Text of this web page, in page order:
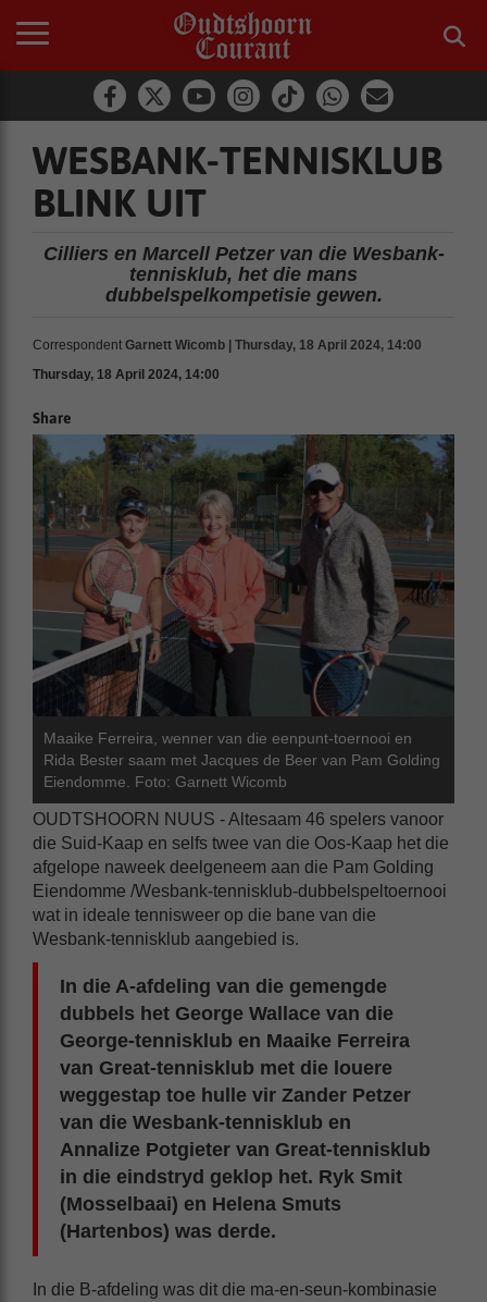
WESBANK-TENNISKLUB
BLINK UIT
Cilliers en Marcell Petzer van die Wesbank-
tennisklub, het die mans
dubbelspelkompetisie gewen.
Correspondent Garnett Wicomb | Thursday, 18 April 2024, 14:00
Thursday, 18 April 2024, 14:00
Share
Maaike Ferreira, wenner van die eenpunt-toernooi en
Rida Bester saam met Jacques de Beer van Pam Golding
Eiendomme. Foto: Garnett Wicomb
OUDTSHOORN NUUS - Altesaam 46 spelers vanoor
die Suid-Kaap en selfs twee van die Oos-Kaap het die
afgelope naweek deelgeneem aan die Pam Golding
Eiendomme /Wesbank-tennisklub-dubbelspeltoernooi
wat in ideale tennisweer op die bane van die
Wesbank-tennisklub aangebied is.
In die A-afdeling van die gemengde
dubbels het George Wallace van die
George-tennisklub en Maaike Ferreira
van Great-tennisklub met die louere
weggestap toe hulle vir Zander Petzer
van die Wesbank-tennisklub en
Annalize Potgieter van Great-tennisklub
in die eindstryd geklop het. Ryk Smit
(Mosselbaai) en Helena Smuts
(Hartenbos) was derde.
In die B-afdeling was dit die ma-en-seun-kombinasie